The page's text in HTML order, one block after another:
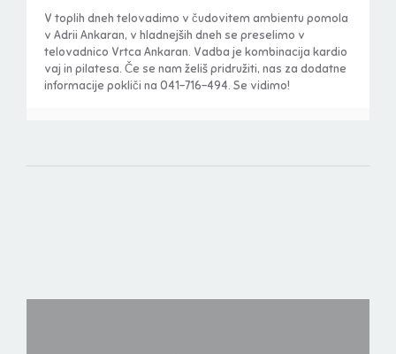
V toplih dneh telovadimo v čudovitem ambientu pomola
v Adrii Ankaran, v hladnejših dneh se preselimo v
telovadnico Vrtca Ankaran. Vadba je kombinacija kardio
vaj in pilatesa. Če se nam želiš pridružiti, nas za dodatne
informacije pokliči na 041-716-494. Se vidimo!